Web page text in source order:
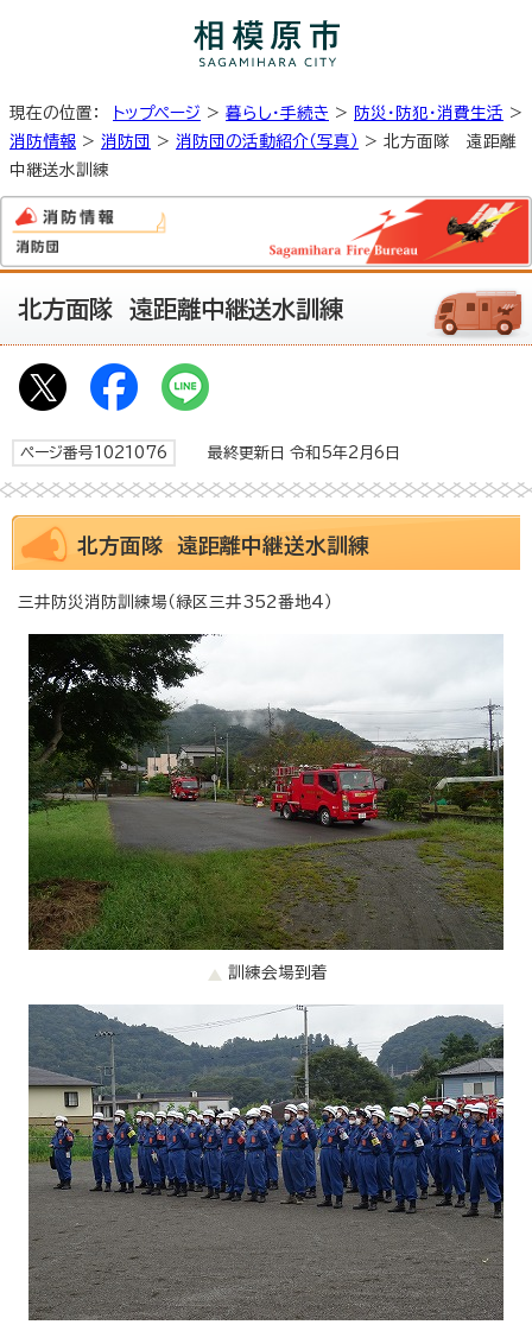
現在の位置： トップページ > 暮らし・手続き > 防災・防犯・消費生活 >
消防情報 > 消防団 > 消防団の活動紹介（写真） > 北方面隊 遠距離
中継送水訓練
北方面隊 遠距離中継送水訓練
ページ番号1021076 最終更新日 令和5年2月6日
北方面隊 遠距離中継送水訓練
三井防災消防訓練場（緑区三井352番地4）
訓練会場到着